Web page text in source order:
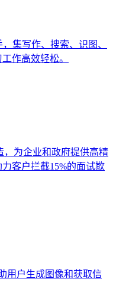
集写作、搜索、识图、
作高效轻松。
，为企业和政府提供高精
客户拦截15%的面试欺
用户生成图像和获取信